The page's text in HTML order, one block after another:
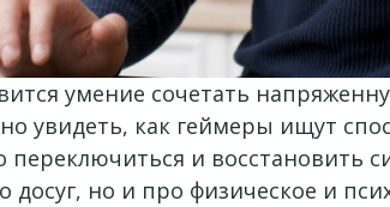
умение сочетать
увидеть, как геймеры ищут
переключиться и восстановить
но и про физическое и